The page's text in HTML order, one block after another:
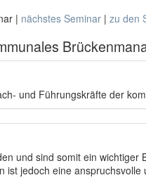
| nächstes Seminar | zu den
und Führungskräfte der
und sind somit ein
ist jedoch eine